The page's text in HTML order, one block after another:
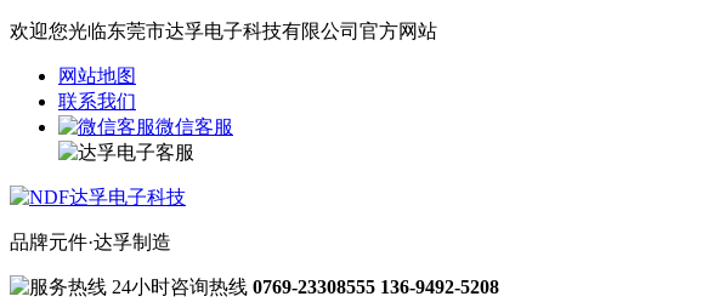
欢迎您光临东莞市达孚电子科技有限公司官方网站
网站地图
联系我们
微信客服
品牌元件·达孚制造
24小时咨询热线 0769-23308555 136-9492-5208